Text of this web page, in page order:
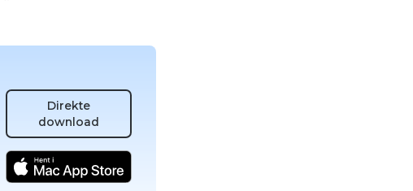
Direkte
download